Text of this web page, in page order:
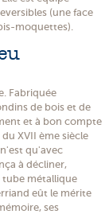
(une face
moquettes).
Fabriquée
de bois et de
et à bon compte
XVII ème siècle
qu'avec
à décliner,
tube métallique
eût le mérite
ses